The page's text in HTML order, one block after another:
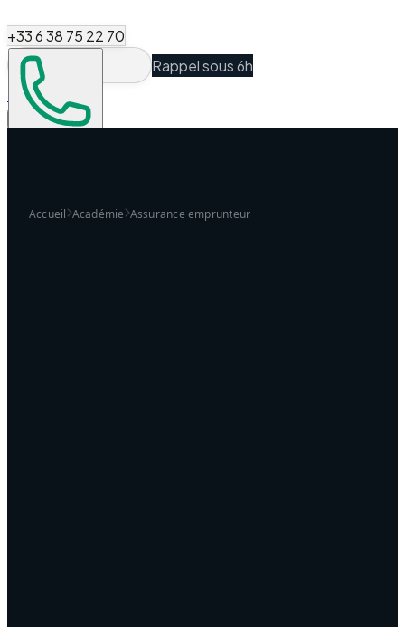
+33 6 38 75 22 70
Rappel sous 6h
Espace Client
Accueil Académie Assurance emprunteur